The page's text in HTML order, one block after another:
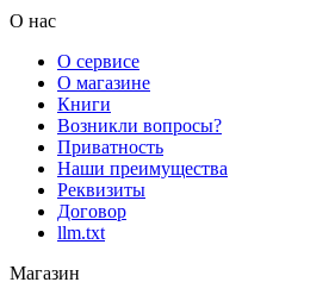
О нас
О сервисе
О магазине
Книги
Возникли вопросы?
Приватность
Наши преимущества
Реквизиты
Договор
llm.txt
Магазин